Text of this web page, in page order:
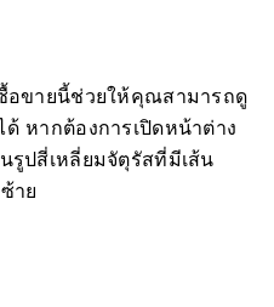
อขายนี้ช่วยให้คุณสามารถดู
หากต้องการเปิดหน้าต่าง
ปสี่เหลี่ยมจัตุรัสที่มีเส้น
าย